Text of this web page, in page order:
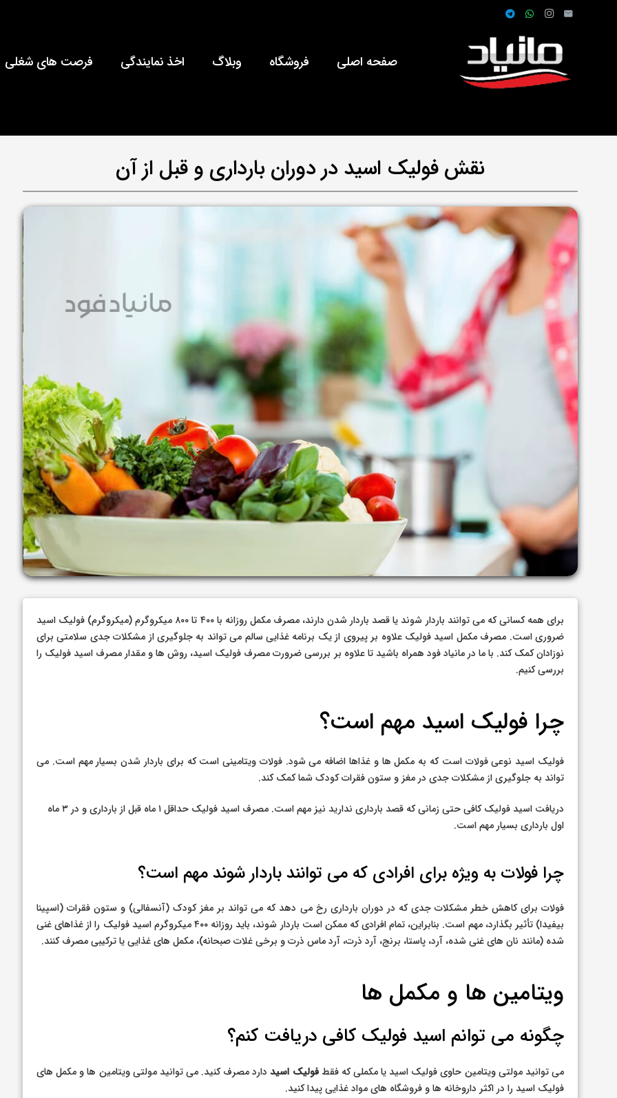
صفحه اصلی فروشگاه وبلاگ اخذ نمایندگی فرصت های شغلی
نقش فولیک اسید در دوران بارداری و قبل از آن
برای همه کسانی که می توانند باردار شوند یا قصد باردار شدن دارند، مصرف مکمل روزانه با ۴۰۰ تا ۸۰۰ میکروگرم (میکروگرم) فولیک اسید
ضروری است. مصرف مکمل اسید فولیک علاوه بر پیروی از یک برنامه غذایی سالم می تواند به جلوگیری از مشکلات جدی سلامتی برای
نوزادان کمک کند. با ما در مانیاد فود همراه باشید تا علاوه بر بررسی ضرورت مصرف فولیک اسید، روش ها و مقدار مصرف اسید فولیک را
بررسی کنیم.
چرا فولیک اسید مهم است؟
فولیک اسید نوعی فولات است که به مکمل ها و غذاها اضافه می شود. فولات ویتامینی است که برای باردار شدن بسیار مهم است. می
تواند به جلوگیری از مشکلات جدی در مغز و ستون فقرات کودک شما کمک کند.
دریافت اسید فولیک کافی حتی زمانی که قصد بارداری ندارید نیز مهم است. مصرف اسید فولیک حداقل ۱ ماه قبل از بارداری و در ۳ ماه
اول بارداری بسیار مهم است.
چرا فولات به ویژه برای افرادی که می توانند باردار شوند مهم است؟
فولات برای کاهش خطر مشکلات جدی که در دوران بارداری رخ می دهد که می تواند بر مغز کودک (آنسفالی) و ستون فقرات (اسپینا
بیفیدا) تأثیر بگذارد، مهم است. بنابراین، تمام افرادی که ممکن است باردار شوند، باید روزانه ۴۰۰ میکروگرم اسید فولیک را از غذاهای غنی
شده (مانند نان های غنی شده، آرد، پاستا، برنج، آرد ذرت، آرد ماس ذرت و برخی غلات صبحانه)، مکمل های غذایی یا ترکیبی مصرف کنند.
ویتامین ها و مکمل ها
چگونه می توانم اسید فولیک کافی دریافت کنم؟
می توانید مولتی ویتامین حاوی فولیک اسید یا مکملی که فقطفولیک اسیددارد مصرف کنید. می توانید مولتی ویتامین ها و مکمل های
فولیک اسید را در اکثر داروخانه ها و فروشگاه های مواد غذایی پیدا کنید.